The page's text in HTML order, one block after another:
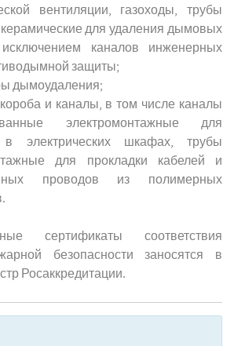
вентиляции, газоходы, трубы
для удаления дымовых
каналов инженерных
защиты;
дымоудаления;
и каналы, в том числе каналы
электромонтажные для
в электрических шкафах, трубы
для прокладки кабелей и
проводов из полимерных
сертификаты соответствия
безопасности заносятся в
Росаккредитации.